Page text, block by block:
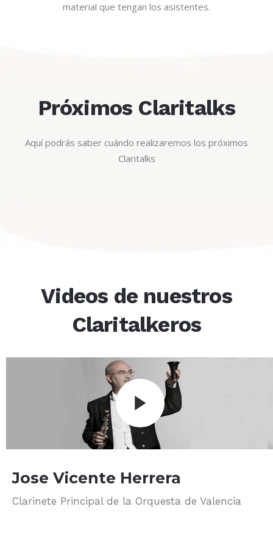
material que tengan los asistentes.
Próximos Claritalks
Aquí podrás saber cuándo realizaremos los próximos
Claritalks
Videos de nuestros
Claritalkeros
Jose Vicente Herrera
Clarinete Principal de la Orquesta de Valencia